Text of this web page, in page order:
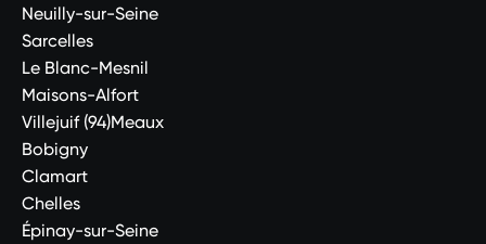
Neuilly-sur-Seine
Sarcelles
Le Blanc-Mesnil
Maisons-Alfort
Villejuif (94)Meaux
Bobigny
Clamart
Chelles
Épinay-sur-Seine